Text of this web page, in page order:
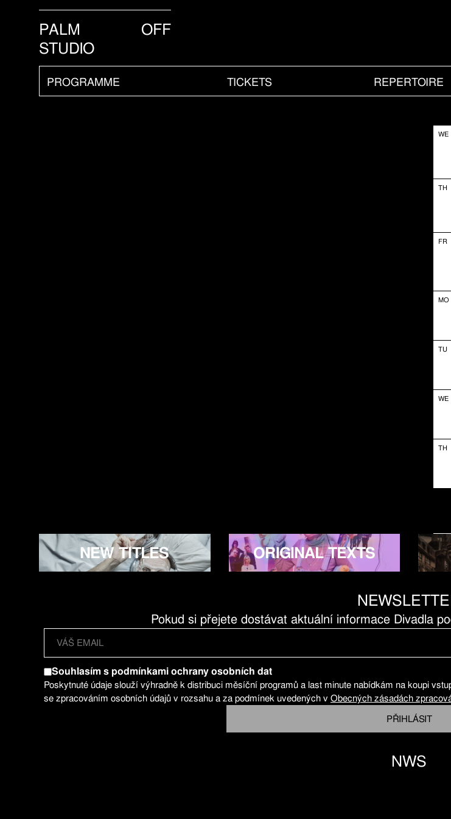
PALM
OFF
STUDIO
PROGRAMME TICKETS REPERTOIRE
WE
TH
FR
MO
TU
WE
TH
NEW TITLES ORIGINAL TEXTS
Pokud si přejete dostávat aktuální informace Divadla
Souhlasím s podmínkami ochrany osobních dat
Poskytnuté údaje slouží výhradně k distribuci měsíční programů a last minute nabídkám na koupi
se zpracováním osobních údajů v rozsahu a za podmínek uvedených v Obecných zásadách
PŘIHLÁSIT
NWS